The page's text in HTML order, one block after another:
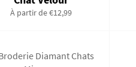
À partir de €12,99